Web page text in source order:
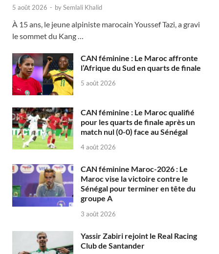
5 août 2026 - bySemlali Khalid
À 15 ans, le jeune alpiniste marocain Youssef Tazi, a gravi
le sommet du Kang …
CAN féminine : Le Maroc affronte
l’Afrique du Sud en quarts de finale
5 août 2026
CAN féminine : Le Maroc qualifié
pour les quarts de finale après un
match nul (0-0) face au Sénégal
4 août 2026
CAN féminine Maroc-2026 : Le
Maroc vise la victoire contre le
Sénégal pour terminer en tête du
groupe A
3 août 2026
Yassir Zabiri rejoint le Real Racing
Club de Santander